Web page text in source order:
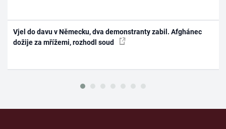
Vjel do davu v Německu, dva demonstranty zabil. Afghánec
dožije za mřížemi, rozhodl soud